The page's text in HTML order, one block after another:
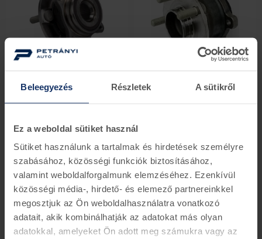
Beleegyezés Részletek A sütikről
Ez a weboldal sütiket használ
Sütiket használunk a tartalmak és hirdetések személyre
szabásához, közösségi funkciók biztosításához,
valamint weboldalforgalmunk elemzéséhez. Ezenkívül
közösségi média-, hirdető- és elemező partnereinkkel
megosztjuk az Ön weboldalhasználatra vonatkozó
adatait, akik kombinálhatják az adatokat más olyan
adatokkal, amelyeket Ön adott meg számukra vagy az
kerékcsapágy, hátsó
-14%